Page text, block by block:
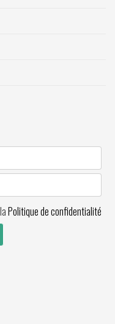
Politique de confidentialité